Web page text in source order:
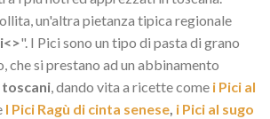
un'altra pietanza tipica regionale
". I Pici sono un tipo di pasta di grano
che si prestano ad un abbinamento
toscani, dando vita a ricette come i Pici al
I Pici Ragù di cinta senese, i Pici al sugo